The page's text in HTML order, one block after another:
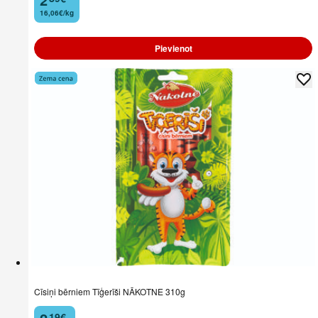
16,06€/kg
Pievienot
Cīsiņi bērniem Tīģerīši NĀKOTNE 310g